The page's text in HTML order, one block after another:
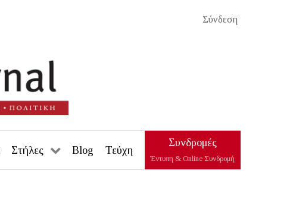
Σύνδεση
Στήλες Blog Τεύχη
Συνδρομές
Έντυπη & Online Συνδρομή